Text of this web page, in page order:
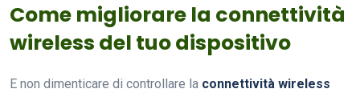
Come migliorare la connettività
wireless del tuo dispositivo
E non dimenticare di controllare la connettività wireless